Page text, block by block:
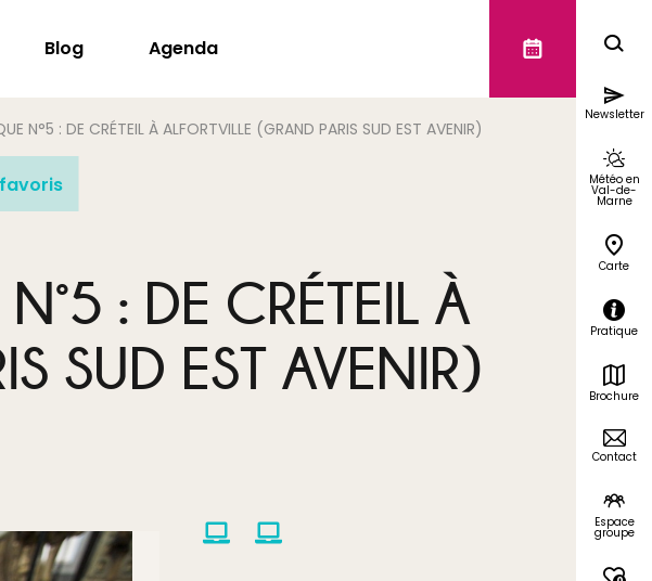
Blog Agenda
N°5 : DE CRÉTEIL À ALFORTVILLE (GRAND PARIS SUD EST AVENIR)
Newsletter
Météo en
Val-de-
Marne
Carte
Pratique
Brochure
Contact
Espace
groupe
: DE CRÉTEIL À
SUD EST AVENIR)